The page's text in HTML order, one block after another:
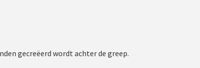
gecreëerd wordt achter de greep.